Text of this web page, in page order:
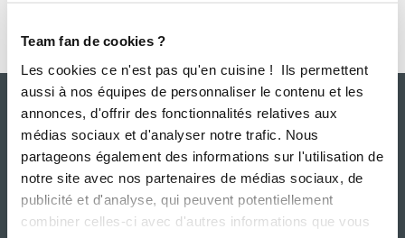
Team fan de cookies ?
Les cookies ce n'est pas qu'en cuisine ! Ils permettent
aussi à nos équipes de personnaliser le contenu et les
annonces, d'offrir des fonctionnalités relatives aux
médias sociaux et d'analyser notre trafic. Nous
partageons également des informations sur l'utilisation de
notre site avec nos partenaires de médias sociaux, de
publicité et d'analyse, qui peuvent potentiellement
combiner celles-ci avec d'autres informations que vous